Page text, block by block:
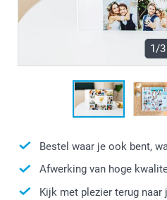
1/3
Bestel waar je ook bent,
Afwerking van hoge
Kijk met plezier terug naar